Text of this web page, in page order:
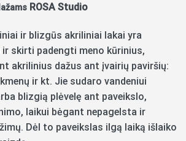
ROSA Studio
ir blizgūs akriliniai lakai yra
ir skirti padengti meno kūrinius,
akrilinius dažus ant įvairių paviršių:
ir kt. Jie sudaro vandeniui
blizgią plėvelę ant paveikslo,
laikui bėgant nepagelsta ir
Dėl to paveikslas ilgą laiką išlaiko